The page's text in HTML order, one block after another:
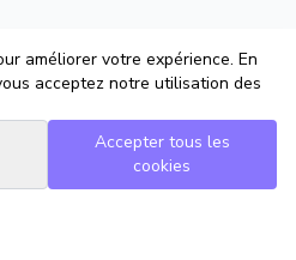
améliorer votre expérience. En
acceptez notre utilisation des
Accepter tous les
cookies